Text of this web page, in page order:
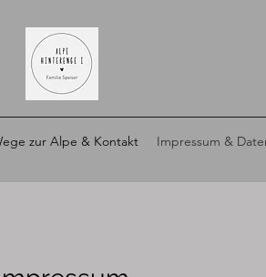
zur Alpe & Kontakt Impressum &